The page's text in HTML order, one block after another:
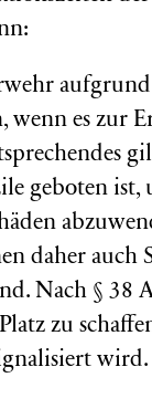
aufgrund
wenn es zur
geboten ist,
daher auch
Nach § 38
zu